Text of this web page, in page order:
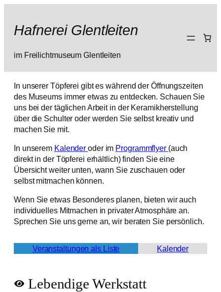
springen
Hafnerei Glentleiten
im Freilichtmuseum Glentleiten
In unserer Töpferei gibt es während der Öffnungszeiten
des Museums immer etwas zu entdecken. Schauen Sie
uns bei der täglichen Arbeit in der Keramikherstellung
über die Schulter oder werden Sie selbst kreativ und
machen Sie mit.
In unserem Kalenderoder im Programmflyer (auch
direkt in der Töpferei erhältlich) finden Sie eine
Übersicht weiter unten, wann Sie zuschauen oder
selbst mitmachen können.
Wenn Sie etwas Besonderes planen, bieten wir auch
individuelles Mitmachen in privater Atmosphäre an.
Sprechen Sie uns gerne an, wir beraten Sie persönlich.
Veranstaltungen als Liste Kalender
Lebendige Werkstatt